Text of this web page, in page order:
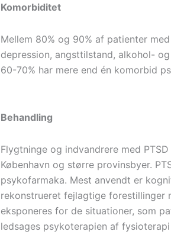
Komorbiditet
Mellem 80% og 90% af patienter
depression, angsttilstand, alkohol-
60-70% har mere end én komorbid
Behandling
Flygtninge og indvandrere med
København og større provinsbyer.
psykofarmaka. Mest anvendt er
rekonstrueret fejlagtige
eksponeres for de situationer, som
ledsages psykoterapien af